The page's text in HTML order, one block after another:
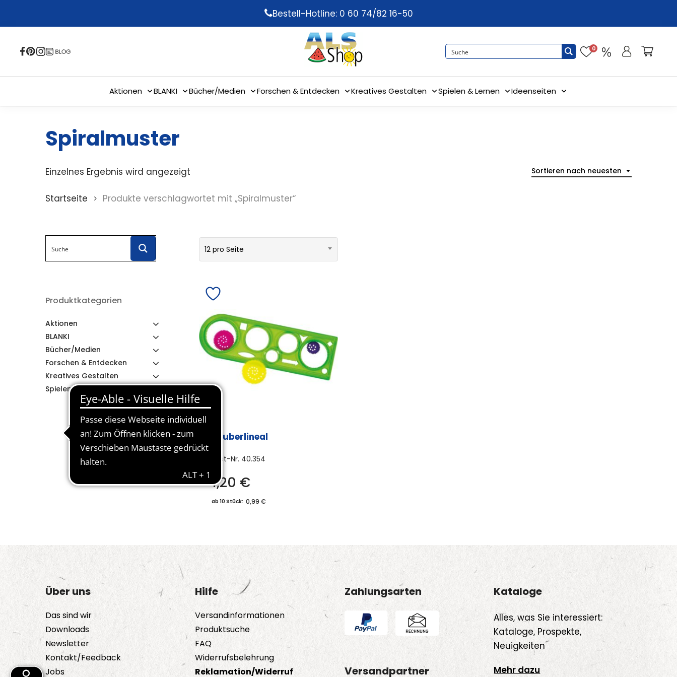
content
Bestell-Hotline: 0 60 74/82 16-50
0
Aktionen BLANKI Bücher/Medien Forschen & Entdecken Kreatives Gestalten Spielen & Lernen Ideenseiten
Spiralmuster
Sortieren nach neuesten
Einzelnes Ergebnis wird angezeigt
Startseite Produkte verschlagwortet mit „Spiralmuster“
Produktkategorien
Aktionen
BLANKI
Bücher/Medien
Forschen & Entdecken
Kreatives Gestalten
Spielen & Lernen
12 pro Seite
Zauberlineal
Best-Nr. 40.354
1,20 €
ab 10 Stück: 0,99 €
Über uns
Das sind wir
Downloads
Newsletter
Kontakt/Feedback
Jobs
Hilfe
Versandinformationen
Produktsuche
FAQ
Widerrufsbelehrung
Reklamation/Widerruf
Zahlungsarten
Versandpartner
Kataloge
Alles, was Sie interessiert:
Kataloge, Prospekte,
Neuigkeiten
Mehr dazu